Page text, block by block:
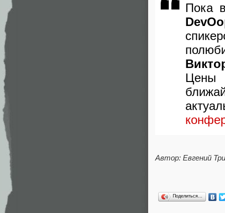
Пока
Цены
Автор: Евгений
Поделиться…